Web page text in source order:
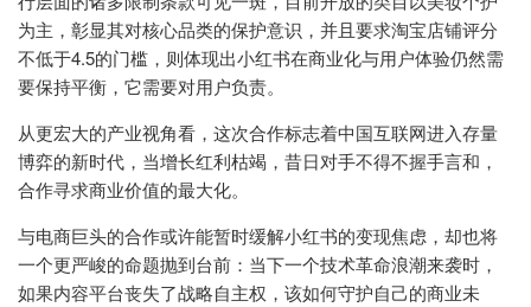
为主，彰显其对核心品类的保护意识，并且要求淘宝店铺评分
不低于4.5的门槛，则体现出小红书在商业化与用户体验仍然需
要保持平衡，它需要对用户负责。
从更宏大的产业视角看，这次合作标志着中国互联网进入存量
博弈的新时代，当增长红利枯竭，昔日对手不得不握手言和，
合作寻求商业价值的最大化。
与电商巨头的合作或许能暂时缓解小红书的变现焦虑，却也将
一个更严峻的命题抛到台前：当下一个技术革命浪潮来袭时，
如果内容平台丧失了战略自主权，该如何守护自己的商业未